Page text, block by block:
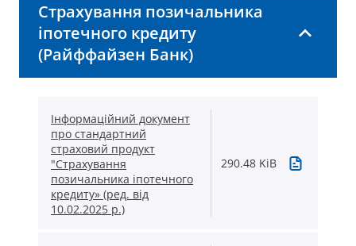
Страхування позичальника
іпотечного кредиту
(Райффайзен Банк)
Інформаційний документ
про стандартний
страховий продукт
"Страхування
позичальника іпотечного
кредиту» (ред. від
10.02.2025 р.)
290.48 KiB